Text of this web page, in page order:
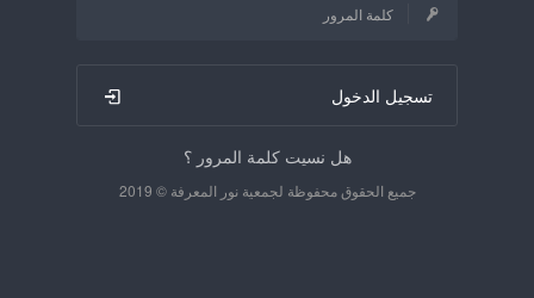
تسجيل الدخول
هل نسيت كلمة المرور ؟
جميع الحقوق محفوظة لجمعية نور المعرفة © 2019